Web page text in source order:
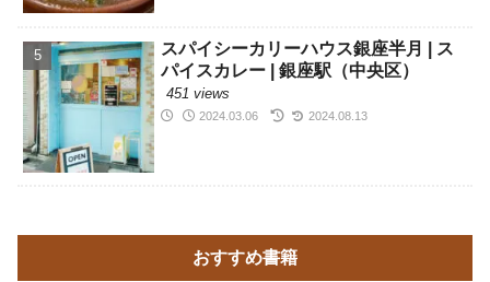
スパイシーカリーハウス銀座半月 | ス
パイスカレー | 銀座駅（中央区）
451 views
2024.03.06 2024.08.13
おすすめ書籍